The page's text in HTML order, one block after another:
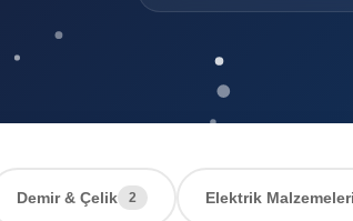
Demir & Çelik 2 Elektrik Malzemeleri